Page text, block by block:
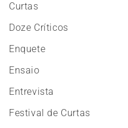
Curtas
Doze Críticos
Enquete
Ensaio
Entrevista
Festival de Curtas